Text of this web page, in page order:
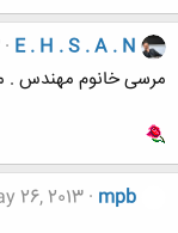
E . H . S . A . N
مرسی خانوم مهندس .
mpb
26, 2013